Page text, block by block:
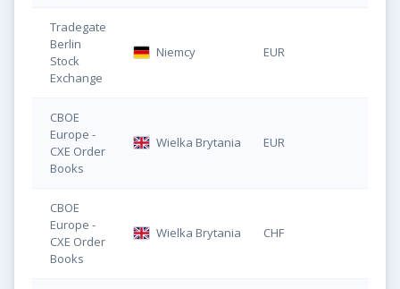
Tradegate
Berlin
Stock
Exchange
Niemcy EUR
CBOE
Europe -
CXE Order
Books
Wielka Brytania EUR
CBOE
Europe -
CXE Order
Books
Wielka Brytania CHF